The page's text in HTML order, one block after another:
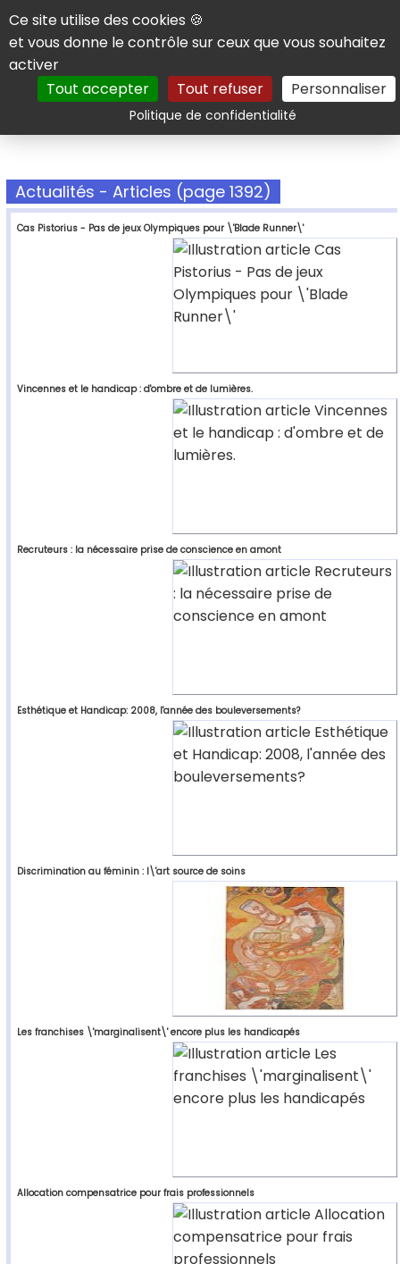
Panneau de gestion des cookies
Ce site utilise des cookies 🍪
et vous donne le contrôle sur ceux que vous souhaitez
activer
Tout accepter
Tout refuser Personnaliser
Politique de confidentialitéRechercher
Actualités - Articles (page 1392)
Cas Pistorius - Pas de jeux Olympiques pour \'Blade Runner\'
Vincennes et le handicap : d'ombre et de lumières.
Recruteurs : la nécessaire prise de conscience en amont
Esthétique et Handicap: 2008, l'année des bouleversements?
Discrimination au féminin : l\'art source de soins
Les franchises \'marginalisent\' encore plus les handicapés
Allocation compensatrice pour frais professionnels